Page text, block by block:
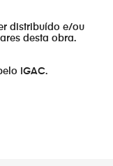
distribuído e/ou
desta obra.
IGAC.